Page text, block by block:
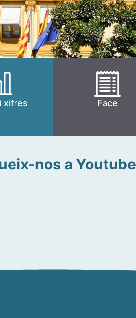
xifres Face
nos a Youtube